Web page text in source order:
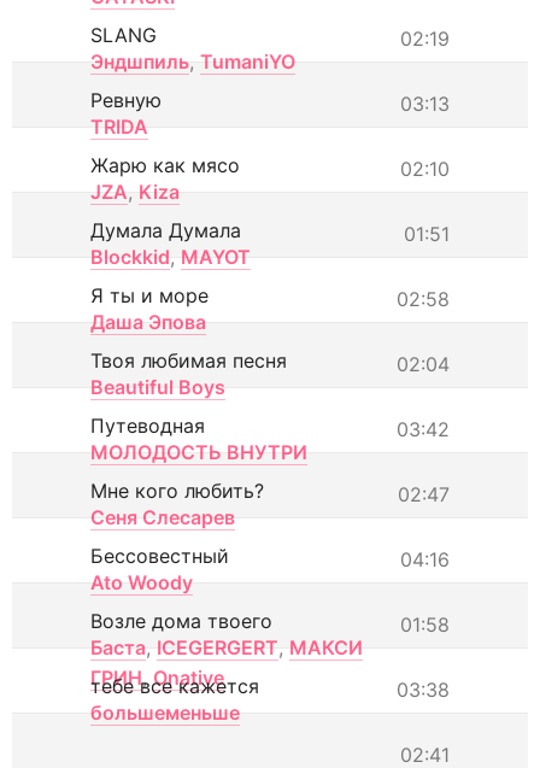
02:19
SLANG
Эндшпиль, TumaniYO
03:13
Ревную
TRIDA
02:10
Жарю как мясо
JZA, Kiza
01:51
Думала Думала
Blockkid, MAYOT
02:58
Я ты и море
Даша Эпова
02:04
Твоя любимая песня
Beautiful Boys
03:42
Путеводная
МОЛОДОСТЬ ВНУТРИ
02:47
Мне кого любить?
Сеня Слесарев
04:16
Бессовестный
Ato Woody
01:58
Возле дома твоего
Баста, ICEGERGERT, МАКСИ
ГРИН, Onative 03:38
тебе все кажется
большеменьше
02:41